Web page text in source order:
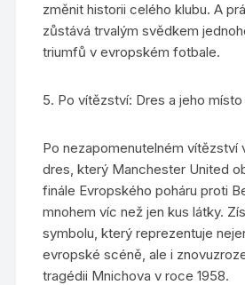
změnit historii celého klubu. A
zůstává trvalým svědkem
triumfů v evropském fotbale.
5. Po vítězství: Dres a jeho
Po nezapomenutelném vítězství
dres, který Manchester United
finále Evropského poháru proti
mnohem víc než jen kus látky.
symbolu, který reprezentuje
evropské scéně, ale i
tragédii Mnichova v roce 1958.